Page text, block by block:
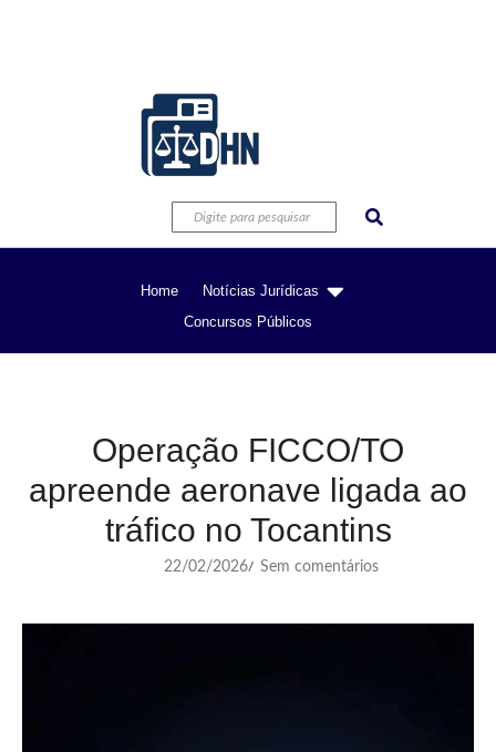
Home
Notícias Jurídicas
Concursos Públicos
Operação FICCO/TO
apreende aeronave ligada ao
tráfico no Tocantins
22/02/2026/ Sem comentários